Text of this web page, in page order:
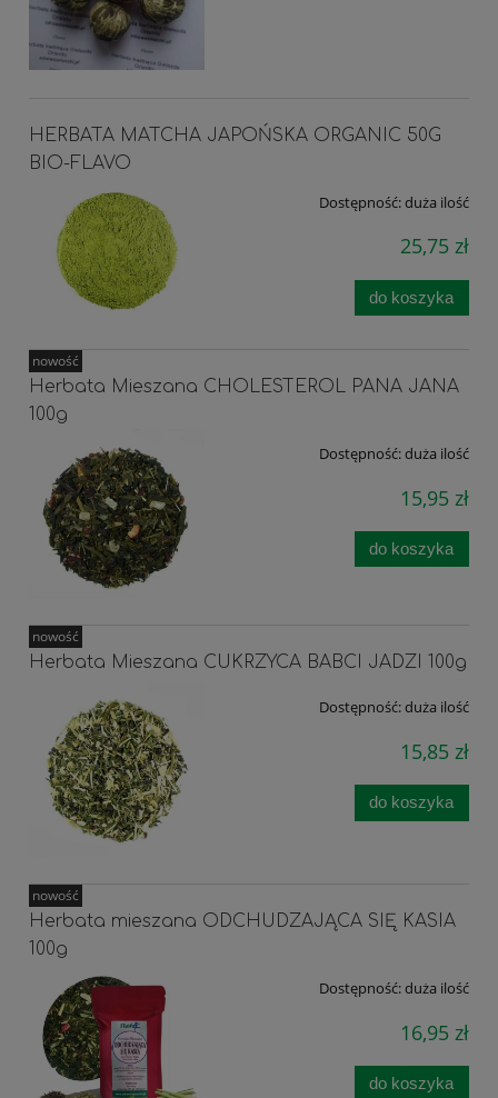
HERBATA MATCHA JAPOŃSKA ORGANIC 50G
BIO-FLAVO
Dostępność:duża ilość
25,75 zł
do koszyka
Herbata Mieszana CHOLESTEROL PANA JANA
100g
Dostępność:duża ilość
15,95 zł
do koszyka
nowość
Herbata Mieszana CUKRZYCA BABCI JADZI 100g
Dostępność:duża ilość
15,85 zł
do koszyka
nowość
Herbata mieszana ODCHUDZAJĄCA SIĘ KASIA
100g
Dostępność:duża ilość
16,95 zł
do koszyka
nowość